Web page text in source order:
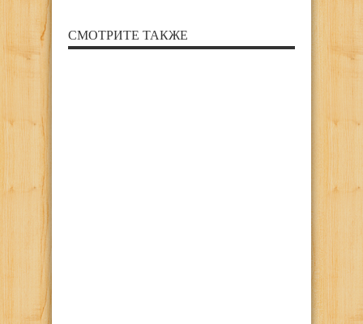
СМОТРИТЕ ТАКЖЕ